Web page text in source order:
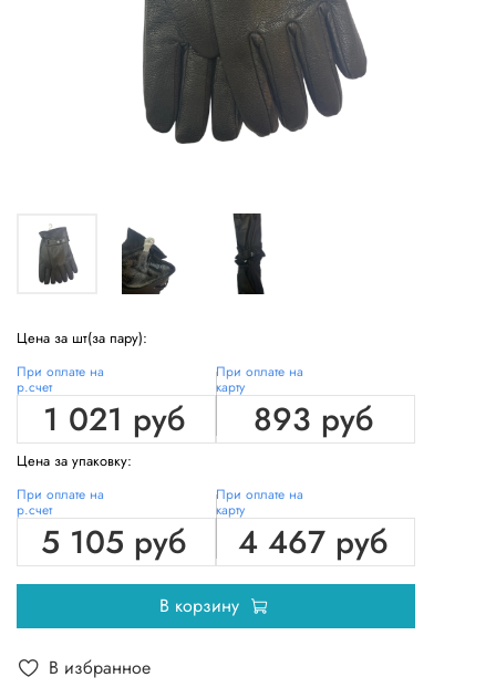
Цена за шт(за пару):
При оплате на
р.счет
1 021 руб
При оплате на
карту
893 руб
Цена за упаковку:
При оплате на
р.счет
5 105 руб
При оплате на
карту
4 467 руб
В корзину
В избранное